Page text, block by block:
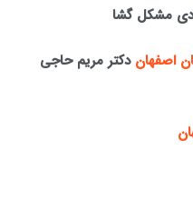
مشکل گشا
اصفهان دکتر مریم حاجی